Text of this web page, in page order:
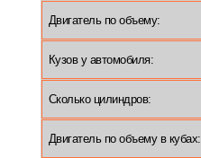
Двигатель по объему:
Кузов у автомобиля:
Сколько цилиндров:
Двигатель по объему в кубах: